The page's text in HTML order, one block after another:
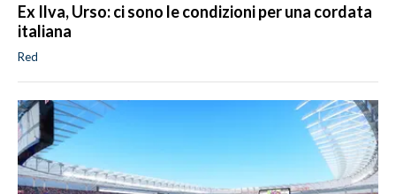
Ex Ilva, Urso: ci sono le condizioni per una cordata
italiana
Red